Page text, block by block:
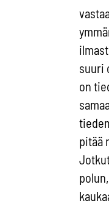
suuri
on
pitää